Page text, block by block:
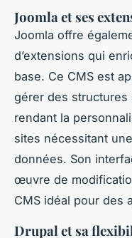
Joomla et ses
Joomla offre
d’extensions qui
base. Ce CMS est
gérer des
rendant la
sites nécessitant
données. Son
œuvre de
CMS idéal pour des
Drupal et sa